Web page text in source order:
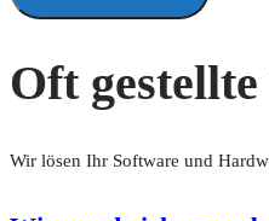
Oft
Wir lösen Ihr Software und